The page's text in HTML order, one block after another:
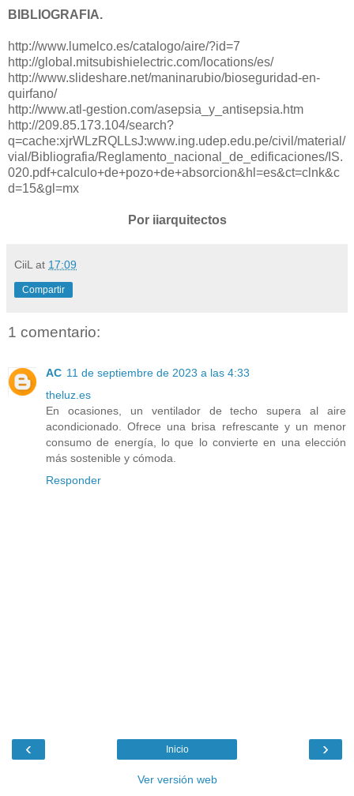
BIBLIOGRAFIA.
http://www.lumelco.es/catalogo/aire/?id=7
http://global.mitsubishielectric.com/locations/es/
http://www.slideshare.net/maninarubio/bioseguridad-en-
quirfano/
http://www.atl-gestion.com/asepsia_y_antisepsia.htm
http://209.85.173.104/search?
q=cache:xjrWLzRQLLsJ:www.ing.udep.edu.pe/civil/material/
vial/Bibliografia/Reglamento_nacional_de_edificaciones/IS.
020.pdf+calculo+de+pozo+de+absorcion&hl=es&ct=clnk&c
d=15&gl=mx
Por iiarquitectos
CiiL at 17:09
Compartir
1 comentario:
AC 11 de septiembre de 2023 a las 4:33
theluz.es
En ocasiones, un ventilador de techo supera al aire
acondicionado. Ofrece una brisa refrescante y un menor
consumo de energía, lo que lo convierte en una elección
más sostenible y cómoda.
Responder
‹ ›
Inicio
Ver versión web